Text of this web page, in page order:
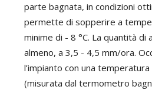
parte bagnata, in condizioni
permette di sopperire a
minime di - 8 °C. La quantità
almeno, a 3,5 - 4,5 mm/ora.
l’impianto con una
(misurata dal termometro